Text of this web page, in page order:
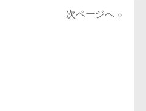
次ページへ »